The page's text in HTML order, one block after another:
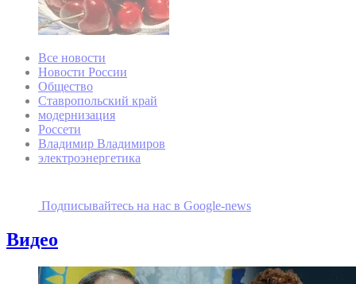
Все новости
Новости России
Общество
Ставропольский край
модернизация
Россети
Владимир Владимиров
электроэнергетика
Подписывайтесь на наc в Google-news
Видео